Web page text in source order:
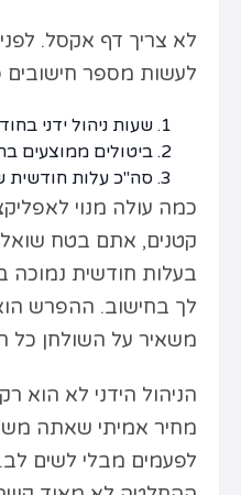
לא צריך דף אקסל.
לעשות מספר חישובים
שעות ניהול ידני
ביטולים ממוצעים
סה"כ עלות חודשית
כמה עולה מנוי
קטנים, אתם בטח
בעלות חודשית
לך בחישוב. ההפרש
משאיר על השולחן כל
הניהול הידני לא הוא
מחיר אמיתי שאתה
לפעמים מבלי לשים